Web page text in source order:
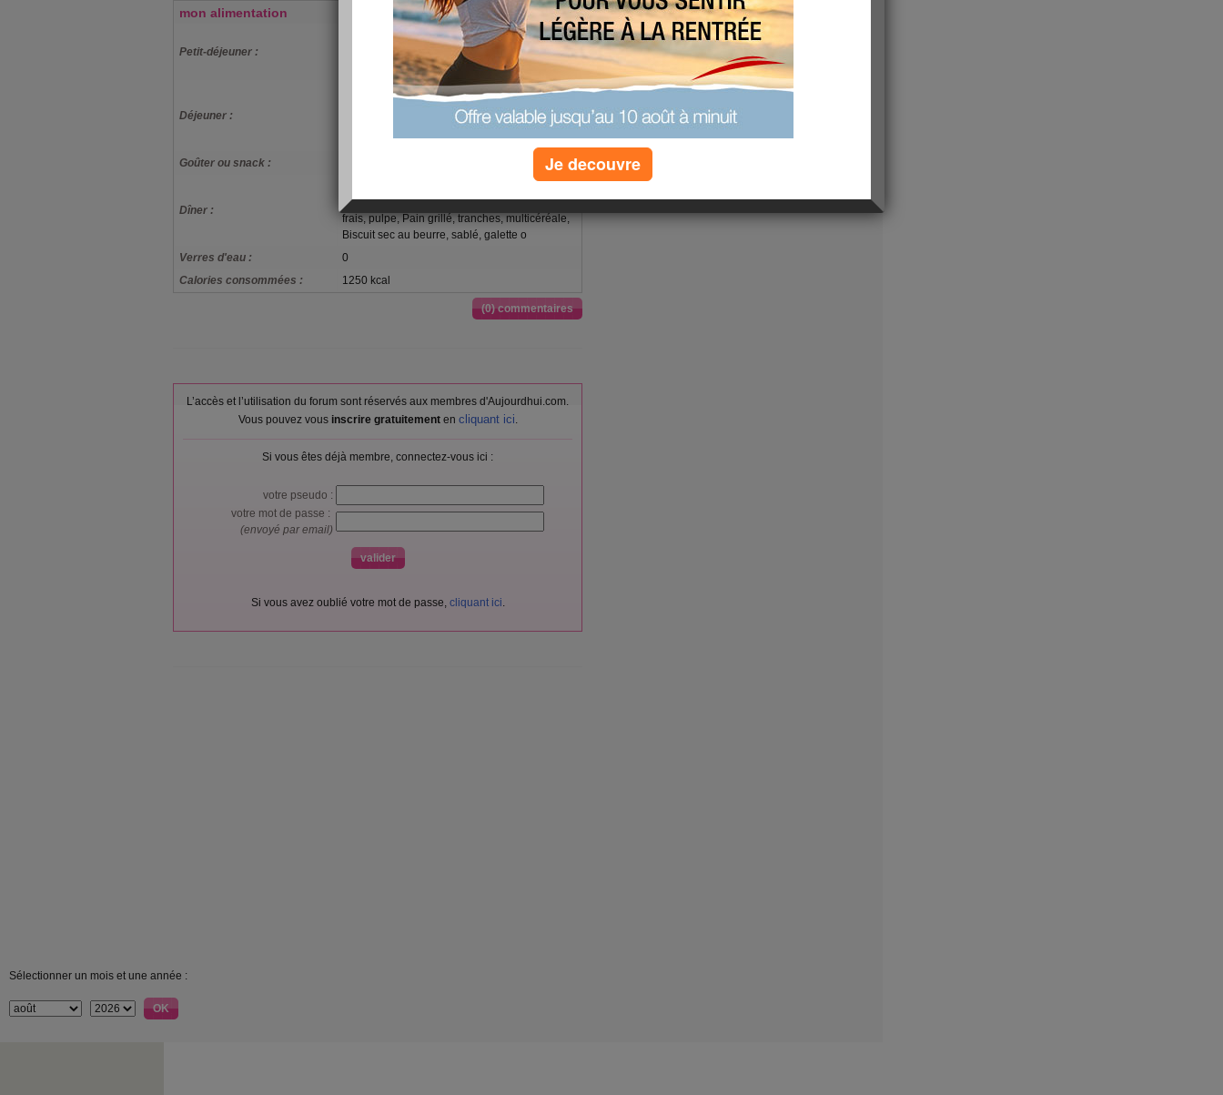
mon alimentation
Petit-déjeuner :
Lait demi-écrémé, UHT, Céréales pour petit
déjeuner "ligne" nature, enrichies en vitamines
et minéraux
Déjeuner :
Spaghetti, sauce tomate, Yaourt ou spécialité
laitière, nature (aliment moyen), Chocolat noir,
40% de cacao minimum, à pâtisser ou à
Goûter ou snack :
Dîner :
nature ou aux fruits (aliment moyen), Avocat,
frais, pulpe, Pain grillé, tranches, multicéréale,
Biscuit sec au beurre, sablé, galette o
Verres d'eau :
0
Calories consommées :
1250 kcal
(0) commentaires
L’accès et l’utilisation du forum sont réservés aux membres d'Aujourdhui.com.
Vous pouvez vous inscrire gratuitementen cliquant ici.
Si vous êtes déjà membre, connectez-vous ici :
votre pseudo :
votre mot de passe :
(envoyé par email)
Si vous avez oublié votre mot de passe, cliquant ici.
Sélectionner un mois et une année :
Je decouvre